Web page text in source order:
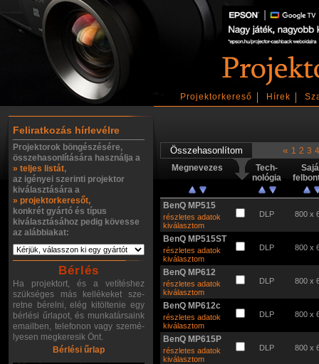
Projektorkereső Hírek
Feliratkozás hírlevélre
Projektorok böngészésére,
összehasonlítására használja a
» teljes listát,
az igényei szerinti projektor
kiválasztására a
» projektorkeresőt,
konkrét gyártó és típus
kiválasztásához pedig kövesse
az alábbiakat:
Bérlés
Ha projektort, és a vetítéshez
szükséges más kellékeket sze-
retne bérelni, elég kitöltenie egy
bérlési űrlapot, és munkatársaink
emailben, telefonon vagy szemé-
lyesen megkeresik Önt.
Bérlési űrlap
« 1 2 3 4
Megnevezes
Tech-
nológia
BenQ MP515
részletes adatok
kiválasztom
DLP 800 x
BenQ MP515ST
részletes adatok
kiválasztom
DLP 800 x
BenQ MP612
részletes adatok
kiválasztom
DLP 800 x
BenQ MP612c
részletes adatok
kiválasztom
DLP 800 x
BenQ MP615P
részletes adatok
kiválasztom
DLP 800 x